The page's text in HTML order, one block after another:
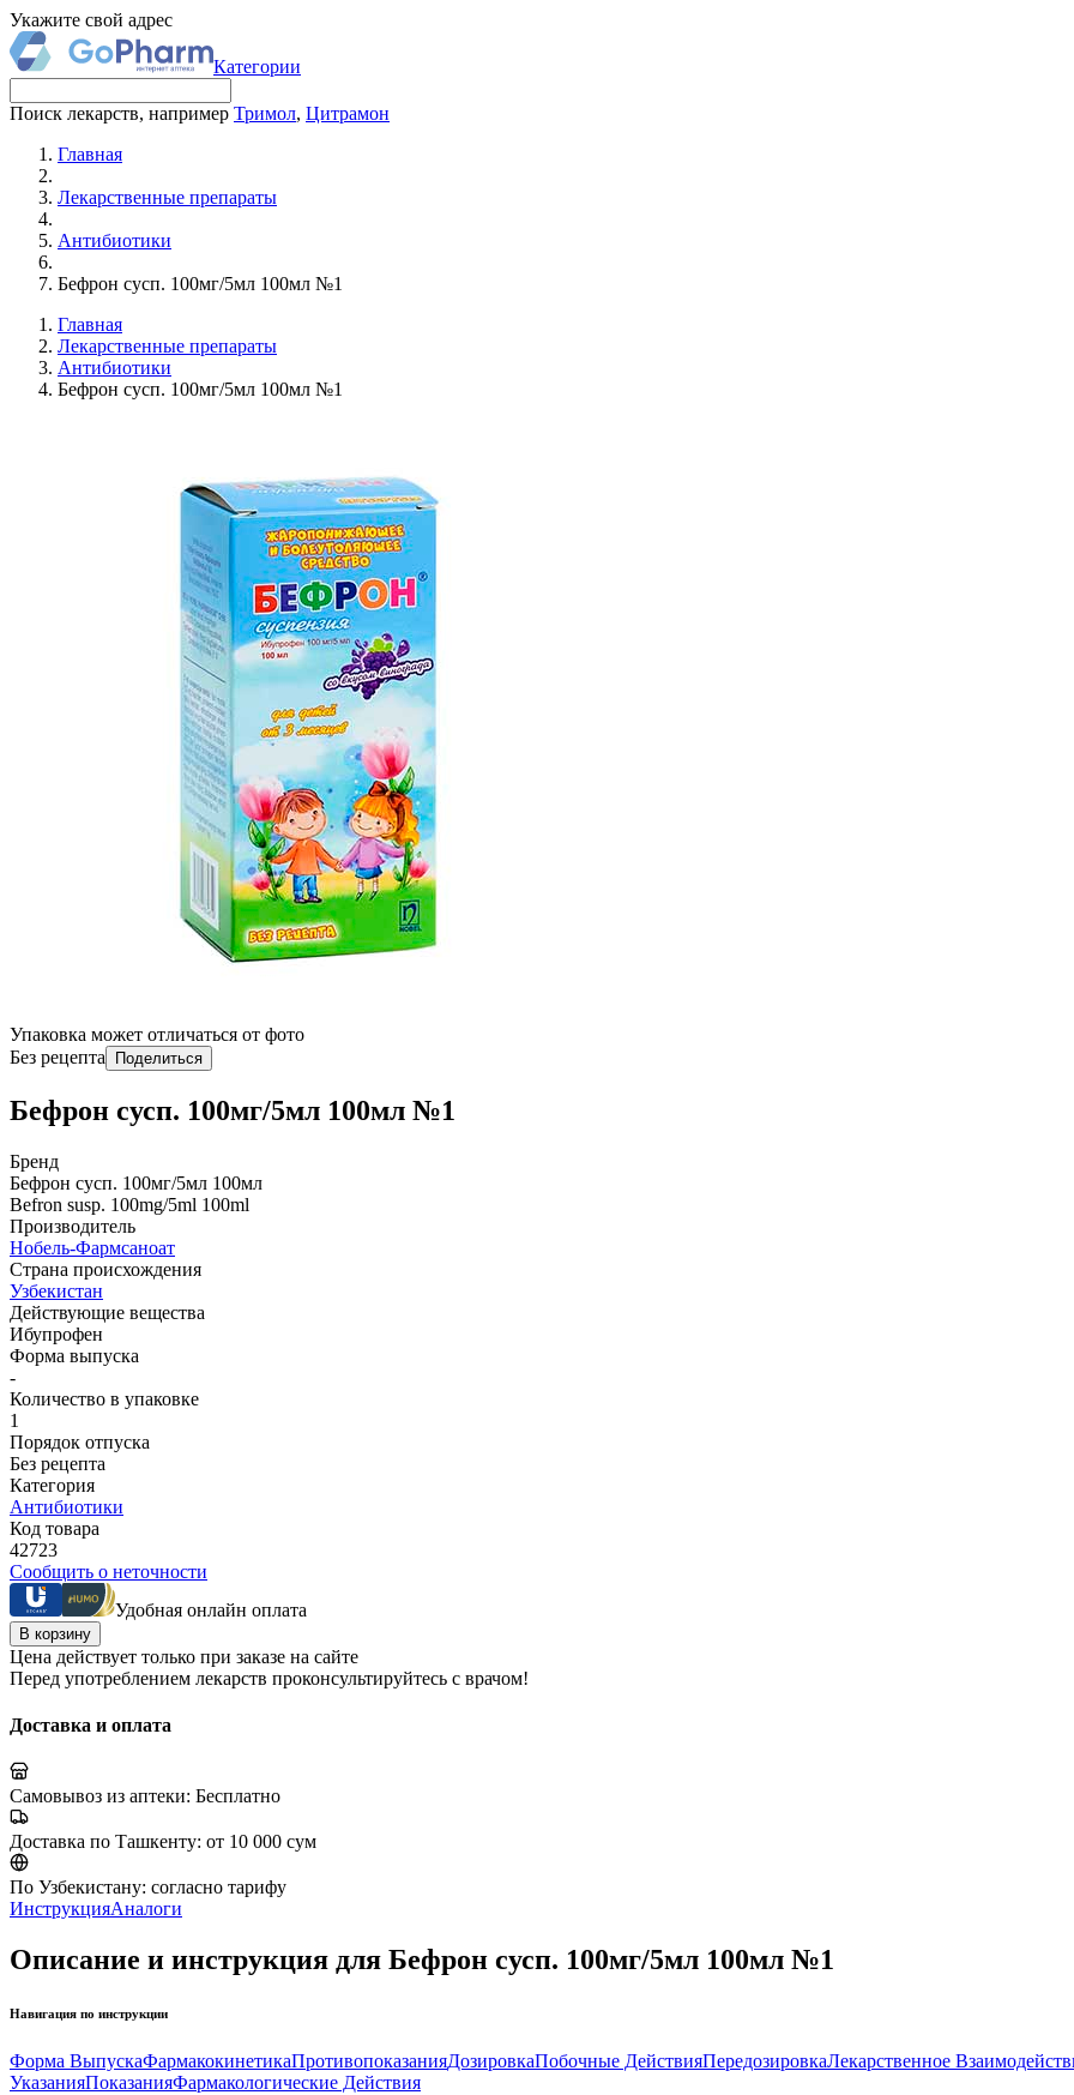
Укажите свой адрес
Категории
Поиск лекарств, например Тримол, Цитрамон
Главная
Лекарственные препараты
Антибиотики
Бефрон сусп. 100мг/5мл 100мл №1
Главная
Лекарственные препараты
Антибиотики
Бефрон сусп. 100мг/5мл 100мл №1
Упаковка может отличаться от фото
Без рецепта
Поделиться
Бефрон сусп. 100мг/5мл 100мл №1
Бренд
Бефрон сусп. 100мг/5мл 100мл
Befron susp. 100mg/5ml 100ml
Производитель
Нобель-Фармсаноат
Страна происхождения
Узбекистан
Действующие вещества
Ибупрофен
Форма выпуска
-
Количество в упаковке
1
Порядок отпуска
Без рецепта
Категория
Антибиотики
Код товара
42723
Сообщить о неточности
Удобная онлайн оплата
В корзину
Цена действует только при заказе на сайте
Перед употреблением лекарств проконсультируйтесь с врачом!
Доставка и оплата
Самовывоз из аптеки: Бесплатно
Доставка по Ташкенту: от 10 000 сум
По Узбекистану: согласно тарифу
ИнструкцияАналоги
Описание и инструкция для Бефрон сусп. 100мг/5мл 100мл №1
Навигация по инструкции
Форма ВыпускаФармакокинетикаПротивопоказанияДозировкаПобочные ДействияПередозировкаЛекарственное
УказанияПоказанияФармакологические Действия